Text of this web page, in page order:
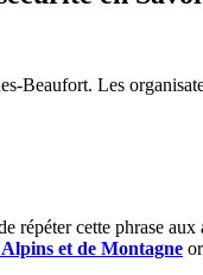
Beaufort. Les
cette phrase
et de Montagne